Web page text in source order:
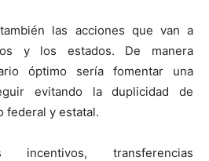
las acciones que van a
y los estados. De manera
óptimo sería fomentar una
evitando la duplicidad de
federal y estatal.
incentivos, transferencias